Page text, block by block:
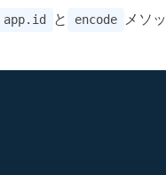
app.id と encode
メソッ